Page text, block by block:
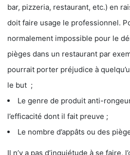
bar, pizzeria, restaurant, etc.) en
doit faire usage le professionnel.
normalement impossible pour le
pièges dans un restaurant par
pourrait porter préjudice à
le but ;
Le genre de produit anti-
l’efficacité dont il fait preuve ;
Le nombre d’appâts ou des
Il n’y a pas d’inquiétude à se faire,